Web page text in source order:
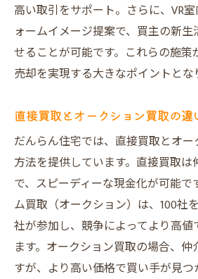
高い取引をサポート。さらに、VR
ォームイメージ提案で、買主の新
せることが可能です。これらの施
売却を実現する大きなポイントとな
直接買取とオークション買取の違
だんらん住宅では、直接買取とオ
方法を提供しています。直接買取
で、スピーディーな現金化が可能で
ム買取（オークション）は、100社
社が参加し、競争によってより高
ます。オークション買取の場合、
すが、より高い価格で買い手が見